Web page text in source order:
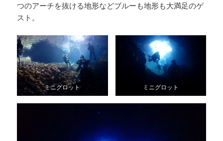
つのアーチを抜ける地形などブルーも地形も大満足のゲ
スト。
ミニグロット ミニグロット